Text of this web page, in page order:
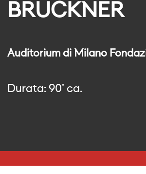
BRUCKNER
Auditorium di Milano
Durata: 90' ca.